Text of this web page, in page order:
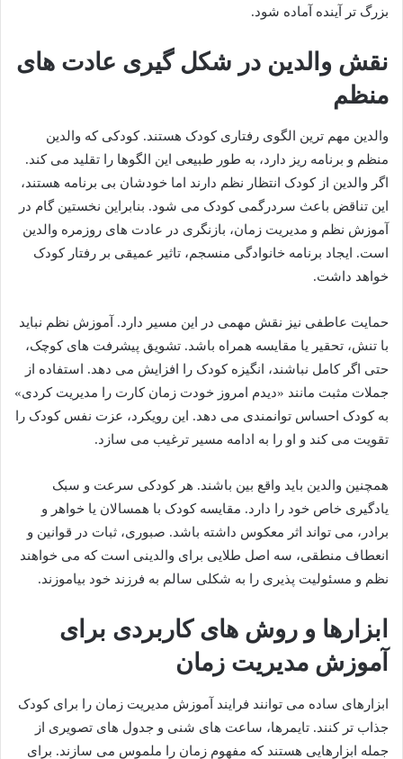
بزرگ تر آینده آماده شود.
نقش والدین در شکل گیری عادت های
منظم
والدین مهم ترین الگوی رفتاری کودک هستند. کودکی که والدین
منظم و برنامه ریز دارد، به طور طبیعی این الگوها را تقلید می کند.
اگر والدین از کودک انتظار نظم دارند اما خودشان بی برنامه هستند،
این تناقض باعث سردرگمی کودک می شود. بنابراین نخستین گام در
آموزش نظم و مدیریت زمان، بازنگری در عادت های روزمره والدین
است. ایجاد برنامه خانوادگی منسجم، تاثیر عمیقی بر رفتار کودک
خواهد داشت.
حمایت عاطفی نیز نقش مهمی در این مسیر دارد. آموزش نظم نباید
با تنش، تحقیر یا مقایسه همراه باشد. تشویق پیشرفت های کوچک،
حتی اگر کامل نباشند، انگیزه کودک را افزایش می دهد. استفاده از
جملات مثبت مانند «دیدم امروز خودت زمان کارت را مدیریت کردی»
به کودک احساس توانمندی می دهد. این رویکرد، عزت نفس کودک را
تقویت می کند و او را به ادامه مسیر ترغیب می سازد.
همچنین والدین باید واقع بین باشند. هر کودکی سرعت و سبک
یادگیری خاص خود را دارد. مقایسه کودک با همسالان یا خواهر و
برادر، می تواند اثر معکوس داشته باشد. صبوری، ثبات در قوانین و
انعطاف منطقی، سه اصل طلایی برای والدینی است که می خواهند
نظم و مسئولیت پذیری را به شکلی سالم به فرزند خود بیاموزند.
ابزارها و روش های کاربردی برای
آموزش مدیریت زمان
ابزارهای ساده می توانند فرایند آموزش مدیریت زمان را برای کودک
جذاب تر کنند. تایمرها، ساعت های شنی و جدول های تصویری از
جمله ابزارهایی هستند که مفهوم زمان را ملموس می سازند. برای